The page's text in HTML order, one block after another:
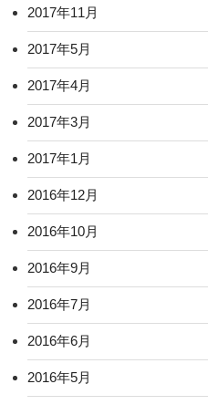
2017年11月
2017年5月
2017年4月
2017年3月
2017年1月
2016年12月
2016年10月
2016年9月
2016年7月
2016年6月
2016年5月